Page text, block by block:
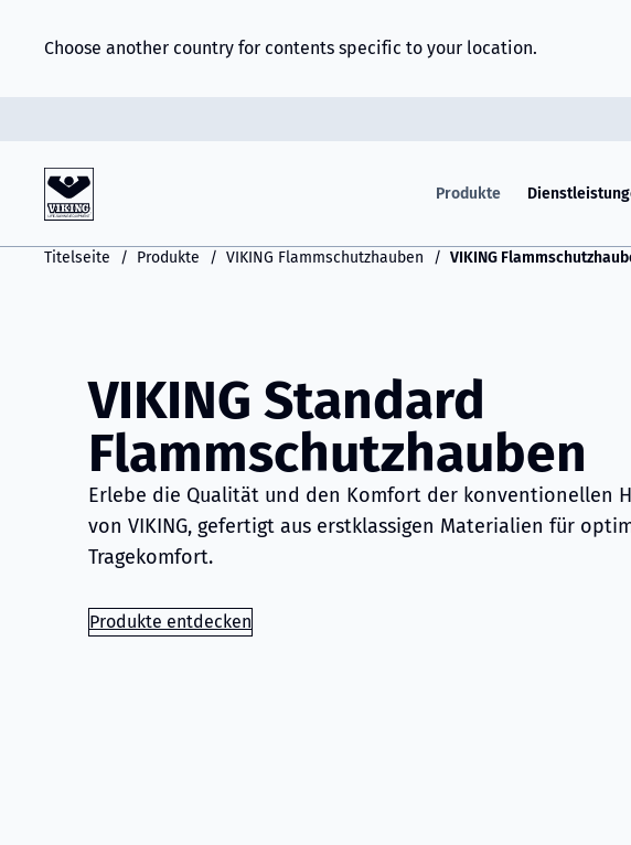
Choose another country for contents specific to your location.
Produkte
Titelseite Produkte VIKING Flammschutzhauben VIKING
VIKING Standard
Flammschutzhauben
Erlebe die Qualität und den Komfort der konventionellen
von VIKING, gefertigt aus erstklassigen Materialien für
Tragekomfort.
Produkte entdecken